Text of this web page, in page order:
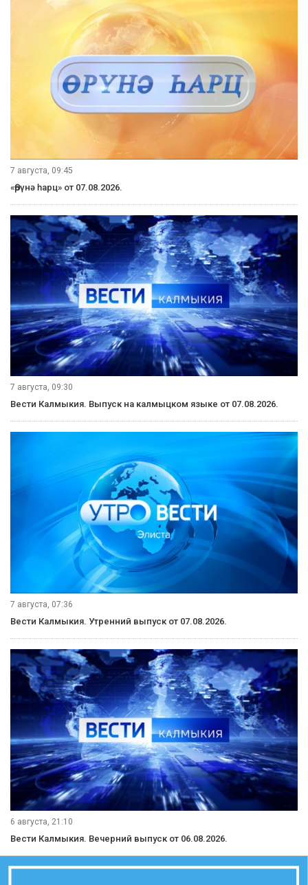
7 августа, 09:45
«Өрүнә һарц» от 07.08.2026.
7 августа, 09:30
Вести Калмыкия. Выпуск на калмыцком языке от 07.08.2026.
7 августа, 07:36
Вести Калмыкия. Утренний выпуск от 07.08.2026.
6 августа, 21:10
Вести Калмыкия. Вечерний выпуск от 06.08.2026.